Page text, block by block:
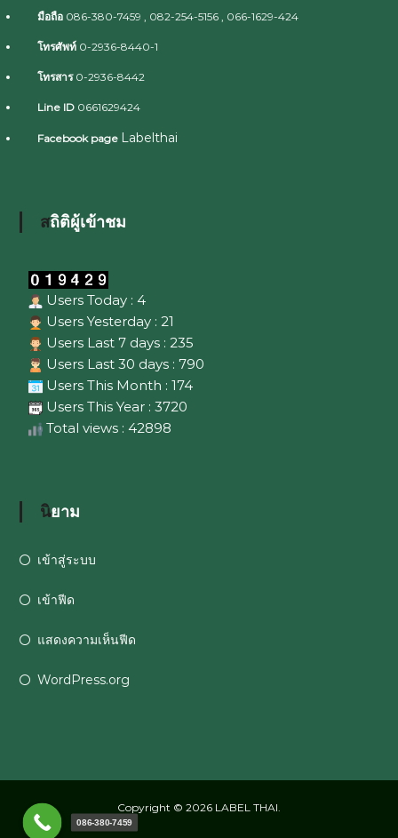
มือถือ086-380-7459 , 082-254-5156 , 066-1629-424
โทรศัพท์0-2936-8440-1
โทรสาร0-2936-8442
Line ID0661629424
Facebook page Labelthai
สถิติผู้เข้าชม
Users Today : 4
Users Yesterday : 21
Users Last 7 days : 235
Users Last 30 days : 790
Users This Month : 174
Users This Year : 3720
Total views : 42898
นิยาม
เข้าสู่ระบบ
เข้าฟีด
แสดงความเห็นฟีด
WordPress.org
Copyright © 2026 LABEL THAI
086-380-7459